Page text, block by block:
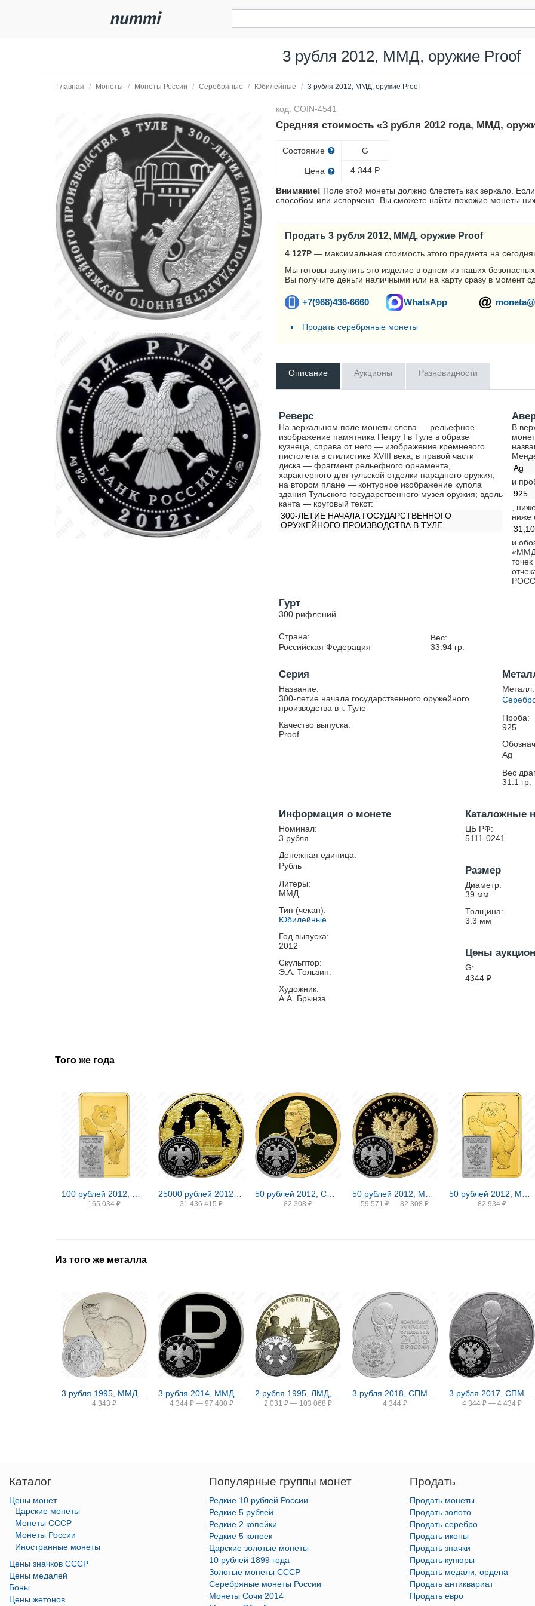
3 рубля 2012, ММД, оружие Proof
Главная / Монеты / Монеты России / Серебряные / Юбилейные / 3 рубля 2012, ММД, оружие Proof
код: COIN-4541
Средняя стоимость «3 рубля 2012 года, ММД,
Состояние
Цена
G
4 344 Р
Внимание! Поле этой монеты должно блестеть как зеркало.
способом или испорчена. Вы сможете найти похожие монеты
Продать 3 рубля 2012, ММД, оружие Proof
4 127Р — максимальная стоимость этого предмета на
Мы готовы выкупить это изделие в одном из наших
Вы получите деньги наличными или на карту сразу в момент
+7(968)436-6660 WhatsApp
Продать серебряные монеты
Описание Аукционы Разновидности
Реверс
На зеркальном поле монеты слева — рельефное
изображение памятника Петру I в Туле в образе
кузнеца, справа от него — изображение кремневого
пистолета в стилистике XVIII века, в правой части
диска — фрагмент рельефного орнамента,
характерного для тульской отделки парадного оружия,
на втором плане — контурное изображение купола
здания Тульского государственного музея оружия; вдоль
канта — круговый текст:
300-ЛЕТИЕ НАЧАЛА ГОСУДАРСТВЕННОГО
ОРУЖЕЙНОГО ПРОИЗВОДСТВА В ТУЛЕ
В
Ag
и
925
,
ниже
31,10
и
Гурт
300 рифлений.
Страна:
Российская Федерация
Вес:
33.94гр.
Серия
Название:
300-летие начала государственного оружейного
производства в г. Туле
Качество выпуска:
Proof
Металл:
Проба:
925
Ag
Вес
31.1 гр.
Информация о монете
Номинал:
3 рубля
Денежная единица:
Рубль
Литеры:
ММД
Тип (чекан):
Юбилейные
Год выпуска:
2012
Скульптор:
Э.А. Тользин.
Художник:
А.А. Брынза.
Каталожные
ЦБ РФ:
5111-0241
Размер
Диаметр:
39 мм
Толщина:
3.3 мм
Цены
G:
4344 ₽
Того же года
165 034 ₽ 31 436 415 ₽ 82 308 ₽ 59 571 ₽ — 82 308 ₽ 82 934 ₽
Из того же металла
4 343 ₽ 4 344 ₽ — 97 400 ₽ 2 031 ₽ — 103 068 ₽ 4 344 ₽ 4 344 ₽ — 4 434 ₽
Каталог
Цены монет
Царские монеты
Монеты СССР
Монеты России
Иностранные монеты
Цены значков СССР
Цены медалей
Боны
Цены жетонов
Популярные группы монет
Редкие 10 рублей России
Редкие 5 рублей
Редкие 2 копейки
Редкие 5 копеек
Царские золотые монеты
10 рублей 1899 года
Золотые монеты СССР
Серебряные монеты России
Монеты Сочи 2014
Продать
Продать монеты
Продать золото
Продать серебро
Продать иконы
Продать значки
Продать купюры
Продать медали, ордена
Продать антиквариат
Продать евро